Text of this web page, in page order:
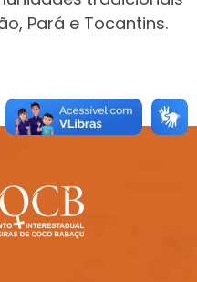
Pará e Tocantins.